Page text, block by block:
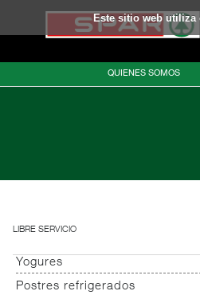
Este sitio web utiliza
QUIENES SOMOS
LIBRE SERVICIO
Yogures
Yogures
Postres refrigerados